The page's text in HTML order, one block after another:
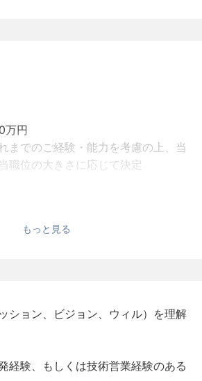
イオン電池事業は、安全、品質を最
商品化で人々の生活をより豊かなも
客様の要望に刺さる商品を開発し、
ドしていくべく、社会にお役立ちで
る人員を募集します。
び開発マネジメントの推進：ES事業
ジュール部門と連携し、セル担当部
の取りまとめ、及び海外顧客への技
ます。
び推進：
万円
までのご経験・能力を考慮の上、当
職位の大きさに応じて決定
度（標準労働時間/1日7時間45分）
外拠点（北米、中国）、グローバル
もっと見る
ション、ビジョン、ウィル）を理解
経験、もしくは技術営業経験のある